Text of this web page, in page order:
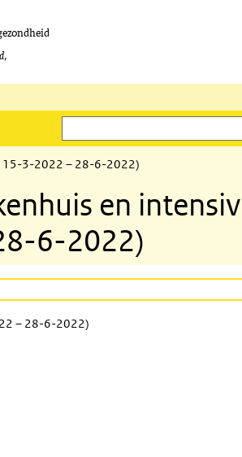
Zoeken
15-3-2022 – 28-6-2022)
en
6-2022)
– 28-6-2022)